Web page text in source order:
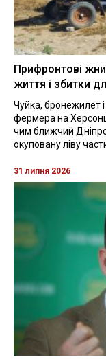
Прифронтові
життя і збитки
Чуйка, бронежилет
фермера на
чим ближчий
окуповану ліву
31 липня 2026